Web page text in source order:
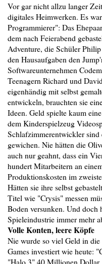
Vor gar nicht allzu langer
digitales Heimwerken. Es
Programmierer": Das
dem nach Feierabend
Adventure, die Schüler
den Hausaufgaben den
Softwareunternehmen
Teenagern Richard und
eigenhändig mit selbst
entwickeln, brauchten sie
Ideen. Geld spielte kaum
dem Kinderspielzeug
Schlafzimmerentwickler
gewichen. Nie hätten die
auch nur geahnt, dass ein
hundert Mitarbeitern an
Produktionskosten im
Hätten sie ihre selbst
Titel wie "Crysis" messen
Boden versunken. Und doch
Spieleindustrie immer mehr
Volle Konten, leere Köpfe
Nie wurde so viel Geld in
Games investiert wie heute:
"Halo 3" 40 Millionen